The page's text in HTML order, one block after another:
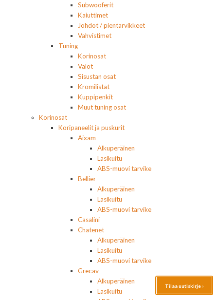
Subwooferit
Kaiuttimet
Johdot / pientarvikkeet
Vahvistimet
Tuning
Korinosat
Valot
Sisustan osat
Kromilistat
Kuppipenkit
Muut tuning osat
Korinosat
Koripaneelit ja puskurit
Aixam
Alkuperäinen
Lasikuitu
ABS-muovi tarvike
Bellier
Alkuperäinen
Lasikuitu
ABS-muovi tarvike
Casalini
Chatenet
Alkuperäinen
Lasikuitu
ABS-muovi tarvike
Grecav
Alkuperäinen
Lasikuitu
Tilaa uutiskirje ›